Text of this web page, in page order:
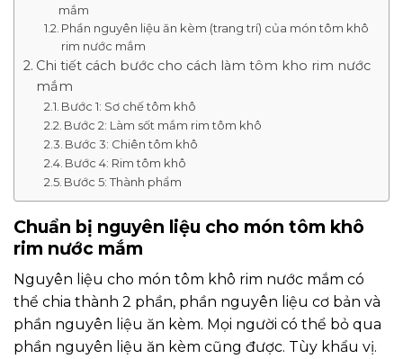
mắm
Phần nguyên liệu ăn kèm (trang trí) của món tôm khô
rim nước mắm
Chi tiết cách bước cho cách làm tôm kho rim nước
mắm
Bước 1: Sơ chế tôm khô
Bước 2: Làm sốt mắm rim tôm khô
Bước 3: Chiên tôm khô
Bước 4: Rim tôm khô
Bước 5: Thành phẩm
Chuẩn bị nguyên liệu cho món tôm khô
rim nước mắm
Nguyên liệu cho món tôm khô rim nước mắm có
thể chia thành 2 phần, phần nguyên liệu cơ bản và
phần nguyên liệu ăn kèm. Mọi người có thể bỏ qua
phần nguyên liệu ăn kèm cũng được. Tùy khẩu vị.